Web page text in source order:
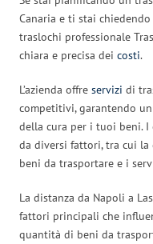
Canaria e ti stai
traslochi professionale
chiara e precisa dei costi.
L’azienda offre servizi di
competitivi, garantendo
della cura per i tuoi beni.
da diversi fattori, tra cui la
beni da trasportare e i
La distanza da Napoli a
fattori principali che
quantità di beni da